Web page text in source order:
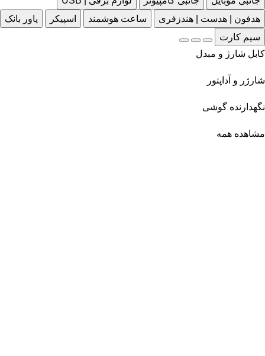
هدفون | هدست | هندزفری
ساعت هوشمند اسپیکر
پاور بانک
سیم کارت
کابل شارژ و مبدل
شارژر و آداپتور
نگهدارنده گوشی
مشاهده همه